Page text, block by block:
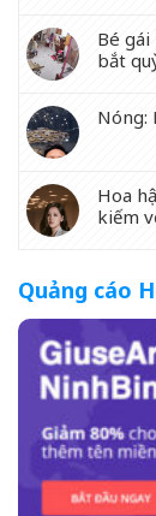
Bé
bắt
Nóng:
Hoa
kiếm
Quảng cáo